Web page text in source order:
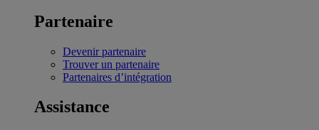
Partenaire
Devenir partenaire
Trouver un partenaire
Partenaires d’intégration
Assistance